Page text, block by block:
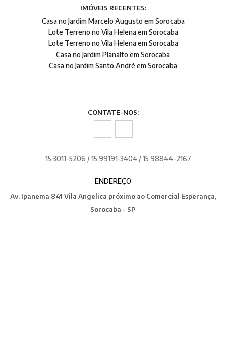
IMÓVEIS RECENTES:
Casa no Jardim Marcelo Augusto em Sorocaba
Lote Terreno no Vila Helena em Sorocaba
Lote Terreno no Vila Helena em Sorocaba
Casa no Jardim Planalto em Sorocaba
Casa no Jardim Santo André em Sorocaba
CONTATE-NOS:
15 3011-5206 / 15 99191-3404 / 15 98844-2167
ENDEREÇO
Av. Ipanema 841 Vila Angelica próximo ao Comercial Esperança,
Sorocaba - SP